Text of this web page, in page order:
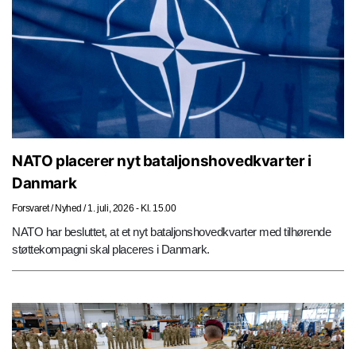
NATO placerer nyt bataljonshovedkvarter i
Danmark
Forsvaret/ Nyhed / 1. juli, 2026 - Kl. 15.00
NATO har besluttet, at et nyt bataljonshovedkvarter med tilhørende
støttekompagni skal placeres i Danmark.